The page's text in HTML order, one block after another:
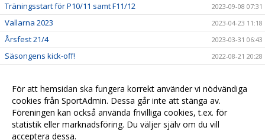
Träningsstart för P10/11 samt F11/12 2023-09-08 07:31
Vallarna 2023 2023-04-23 11:18
Årsfest 21/4 2023-03-31 06:43
Säsongens kick-off! 2022-08-21 20:28
För att hemsidan ska fungera korrekt använder vi nödvändiga
cookies från SportAdmin. Dessa går inte att stänga av.
Föreningen kan också använda frivilliga cookies, t.ex. för
statistik eller marknadsföring. Du väljer själv om du vill
acceptera dessa.